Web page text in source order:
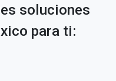
soluciones
para ti: